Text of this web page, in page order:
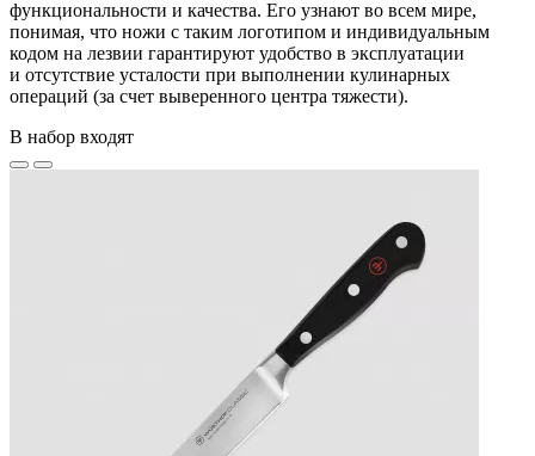
функциональности и качества. Его узнают во всем мире,
понимая, что ножи с таким логотипом и индивидуальным
кодом на лезвии гарантируют удобство в эксплуатации
и отсутствие усталости при выполнении кулинарных
операций (за счет выверенного центра тяжести).
В набор входят